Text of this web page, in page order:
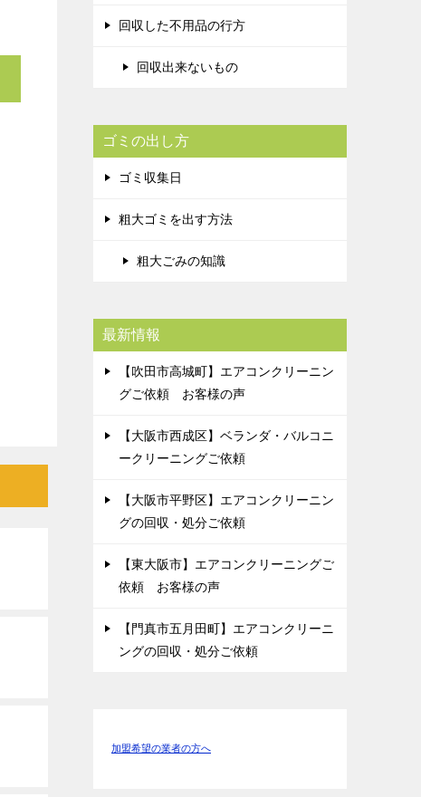
回収した不用品の行方
回収出来ないもの
ゴミの出し方
ゴミ収集日
粗大ゴミを出す方法
粗大ごみの知識
最新情報
【吹田市高城町】エアコンクリーニン
グご依頼 お客様の声
【大阪市西成区】ベランダ・バルコニ
ークリーニングご依頼
【大阪市平野区】エアコンクリーニン
グの回収・処分ご依頼
【東大阪市】エアコンクリーニングご
依頼 お客様の声
【門真市五月田町】エアコンクリーニ
ングの回収・処分ご依頼
加盟希望の業者の方へ